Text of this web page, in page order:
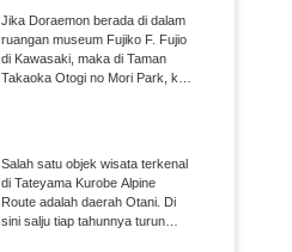
Jika Doraemon berada di dalam
ruangan museum Fujiko F. Fujio
di Kawasaki, maka di Taman
Takaoka Otogi no Mori Park, kita
pepohonan dan langit yang biru,
alam indah Toyama....
Salah satu objek wisata terkenal
di Tateyama Kurobe Alpine
Route adalah daerah Otani. Di
sini salju tiap tahunnya turun